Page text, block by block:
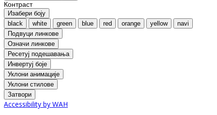
Контраст
Изабери боју
black
white green blue red orange yellow
navi
Подвуци линкове
Означи линкове
Ресетуј подешавања
Инвертуј боје
Уклони анимације
Уклони стилове
Затвори
Accessibility by WAH